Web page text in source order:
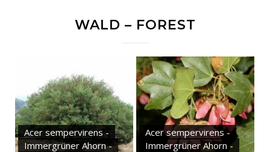
WALD – FOREST
Acer sempervirens -
Immergrüner Ahorn -
Acer sempervirens -
Immergrüner Ahorn -